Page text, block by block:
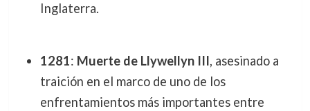
Inglaterra.
1281: Muerte de Llywellyn III, asesinado a
traición en el marco de uno de los
enfrentamientos más importantes entre